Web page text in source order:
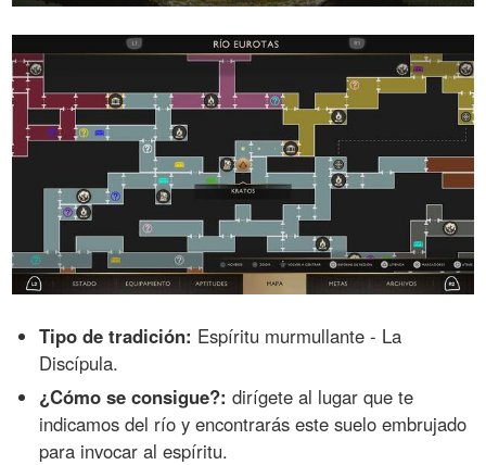
Tipo de tradición: Espíritu murmullante - La
Discípula.
¿Cómo se consigue?: dirígete al lugar que te
indicamos del río y encontrarás este suelo embrujado
para invocar al espíritu.